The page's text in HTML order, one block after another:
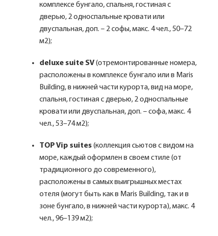
комплексе бунгало, спальня, гостиная с
дверью, 2 односпальные кровати или
двуспальная, доп. – 2 софы, макс. 4 чел., 50–72
м2);
deluxe suite SV(отремонтированные номера,
расположены в комплексе бунгало или в Maris
Building, в нижней части курорта, вид на море,
спальня, гостиная с дверью, 2 односпальные
кровати или двуспальная, доп. – софа, макс. 4
чел., 53–74 м2);
TOP Vip suites (коллекция сьютов с видом на
море, каждый оформлен в своем стиле (от
традиционного до современного),
расположены в самых выигрышных местах
отеля (могут быть как в Maris Building, так и в
зоне бунгало, в нижней части курорта), макс. 4
чел., 96–139 м2);